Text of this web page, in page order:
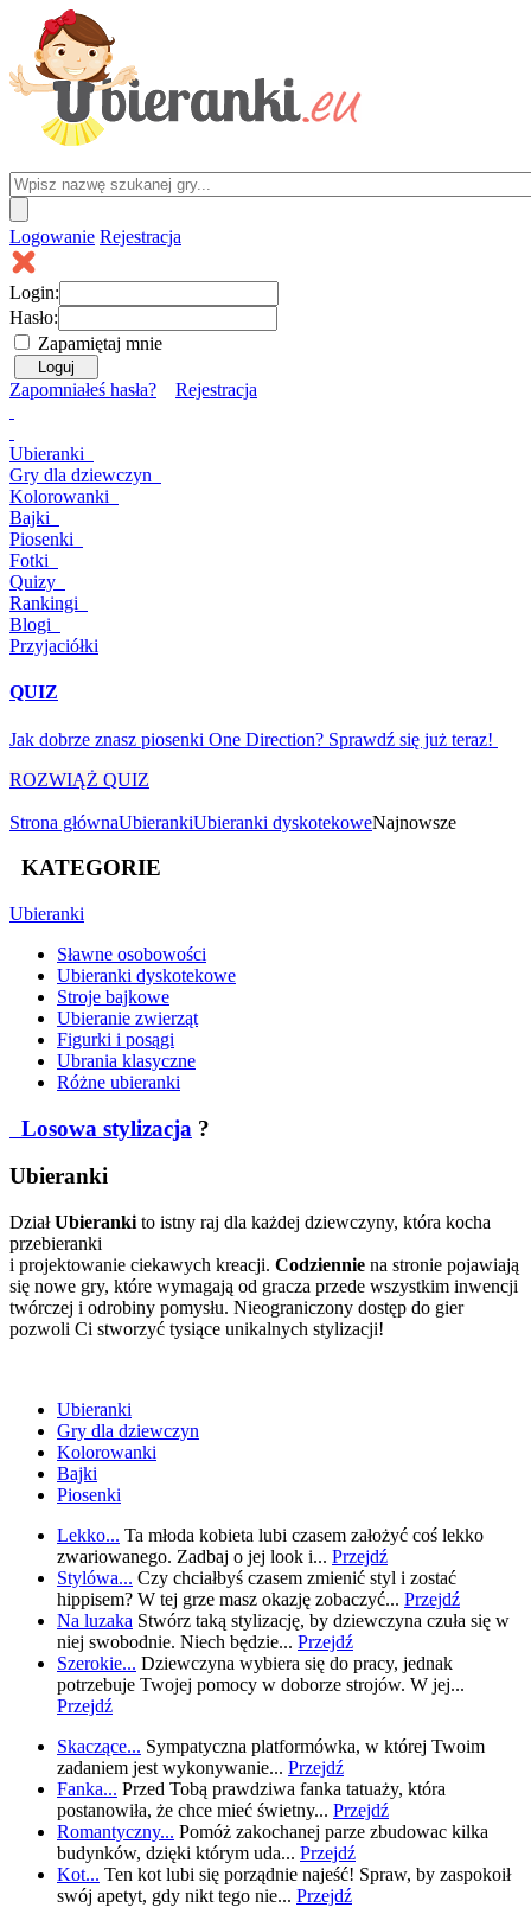
Logowanie Rejestracja
Login:
Hasło:
Zapamiętaj mnie
Zapomniałeś hasła? Rejestracja
Ubieranki
Gry dla dziewczyn
Kolorowanki
Bajki
Piosenki
Fotki
Quizy
Rankingi
Blogi
Przyjaciółki
QUIZ
Jak dobrze znasz piosenki One Direction? Sprawdź się już teraz!
ROZWIĄŻ QUIZ
Strona głównaUbierankiUbieranki dyskotekoweNajnowsze
KATEGORIE
Ubieranki
Sławne osobowości
Ubieranki dyskotekowe
Stroje bajkowe
Ubieranie zwierząt
Figurki i posągi
Ubrania klasyczne
Różne ubieranki
Losowa stylizacja ?
Ubieranki
DziałUbieranki to istny raj dla każdej dziewczyny, która kocha
przebieranki
i projektowanie ciekawych kreacji. Codziennie na stronie pojawiają
się nowe gry, które wymagają od gracza przede wszystkim inwencji
twórczej i odrobiny pomysłu. Nieograniczony dostęp do gier
pozwoli Ci stworzyć tysiące unikalnych stylizacji!
Ubieranki
Gry dla dziewczyn
Kolorowanki
Bajki
Piosenki
Lekko... Ta młoda kobieta lubi czasem założyć coś lekko
zwariowanego. Zadbaj o jej look i... Przejdź
Stylówa... Czy chciałbyś czasem zmienić styl i zostać
hippisem? W tej grze masz okazję zobaczyć... Przejdź
Na luzaka Stwórz taką stylizację, by dziewczyna czuła się w
niej swobodnie. Niech będzie... Przejdź
Szerokie... Dziewczyna wybiera się do pracy, jednak
potrzebuje Twojej pomocy w doborze strojów. W jej...
Przejdź
Skaczące... Sympatyczna platformówka, w której Twoim
zadaniem jest wykonywanie... Przejdź
Fanka... Przed Tobą prawdziwa fanka tatuaży, która
postanowiła, że chce mieć świetny... Przejdź
Romantyczny... Pomóż zakochanej parze zbudowac kilka
budynków, dzięki którym uda... Przejdź
Kot... Ten kot lubi się porządnie najeść! Spraw, by zaspokoił
swój apetyt, gdy nikt tego nie... Przejdź